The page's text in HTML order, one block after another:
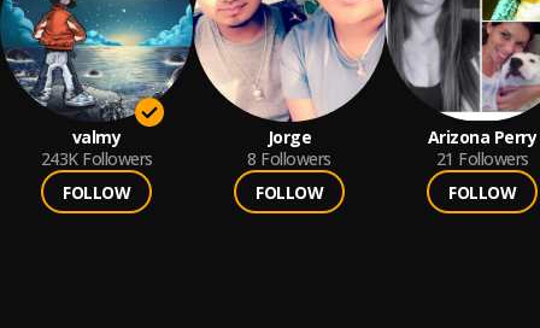
valmy
243K Followers
FOLLOW
Jorge
8 Followers
FOLLOW
Arizona Perry
21 Followers
FOLLOW